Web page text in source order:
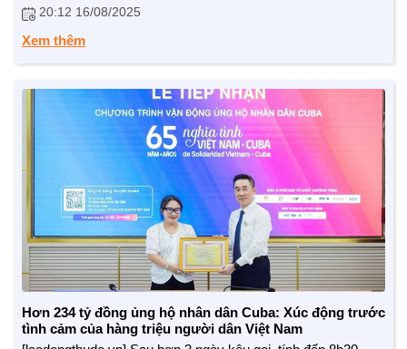
Tình cảm, tấm lòng của nhân dân Việt Nam vẫn dạt dào,
chan chứa, tiếp tục góp thêm một nốt nhạc ấm áp trong bản
Quý vị có thể tiếp tục đồng hành qua tài khoản:
Ngân hàng Quân đội (MB) – Số TK: 2022
Chủ tài khoản: TW HOI CHU THAP DO VIET NAM
Nội dung: CUBA
20:12 16/08/2025
Xem thêm
Hơn 234 tỷ đồng ủng hộ nhân dân Cuba: Xúc động trước
tình cảm của hàng triệu người dân Việt Nam